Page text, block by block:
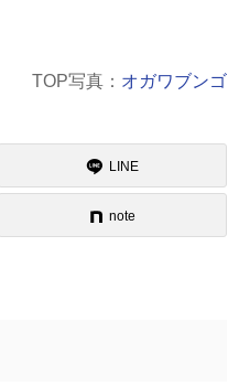
TOP写真： オガワブンゴ
LINE
note